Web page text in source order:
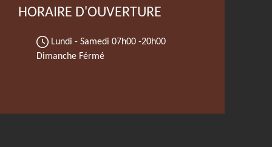
HORAIRE D'OUVERTURE
Lundi - Samedi 07h00 -20h00
Dimanche Férmé